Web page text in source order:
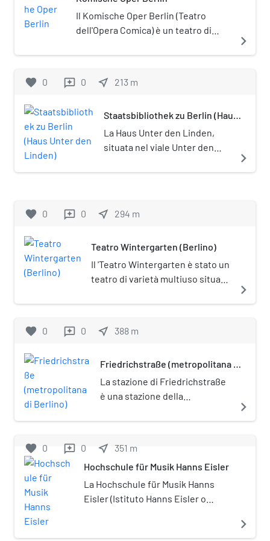
Il Komische Oper Berlin (Teatro
dell'Opera Comica) è un teatro di
navigate_next
favorite 0 reviews 0 near_me 213 m
Staatsbibliothek zu Berlin (Haus
La Haus Unter den Linden,
situata nel viale Unter den
architettura neobarocca di
patrimonio della Biblioteca di
navigate_next
favorite 0 reviews 0 near_me 294 m
Teatro Wintergarten (Berlino)
Il 'Teatro Wintergarten è stato un
teatro di varietà multiuso situato
costruito nel 1887 è stato
bombardamento nella II guerra
navigate_next
favorite 0 reviews 0 near_me 388 m
Friedrichstraße (metropolitana di
La stazione di Friedrichstraße
è una stazione della
linea U6. È posta sotto tutela
(Denkmalschutz).
navigate_next
favorite 0 reviews 0 near_me 351 m
Hochschule für Musik Hanns Eisler
La Hochschule für Musik Hanns
Eisler (Istituto Hanns Eisler o
navigate_next